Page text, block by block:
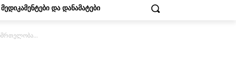
ᲛᲔᲓᲘᲙᲐᲛᲔᲜᲢᲔᲑᲘ ᲓᲐ ᲓᲐᲜᲐᲛᲐᲢᲔᲑᲘ